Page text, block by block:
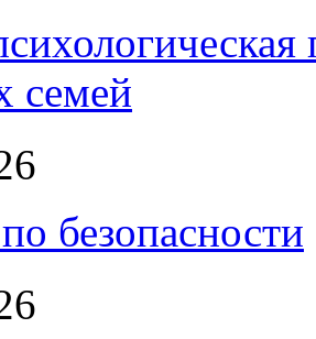
семей
безопасности